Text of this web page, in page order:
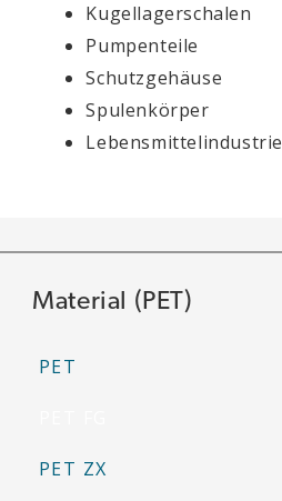
Material (PET)
PET
PET ZX
Kugellagerschalen
Pumpenteile
Schutzgehäuse
Spulenkörper
Lebensmittelindustrie